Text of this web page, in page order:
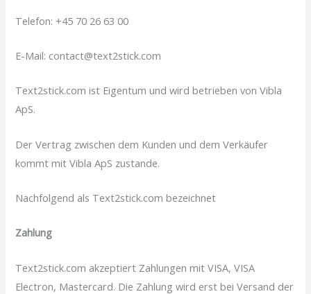
Telefon: +45 70 26 63 00
E-Mail: contact@text2stick.com
Text2stick.com ist Eigentum und wird betrieben von Vibla
ApS.
Der Vertrag zwischen dem Kunden und dem Verkäufer
kommt mit Vibla ApS zustande.
Nachfolgend als Text2stick.com bezeichnet
Zahlung
Text2stick.com akzeptiert Zahlungen mit VISA, VISA
Electron, Mastercard. Die Zahlung wird erst bei Versand der